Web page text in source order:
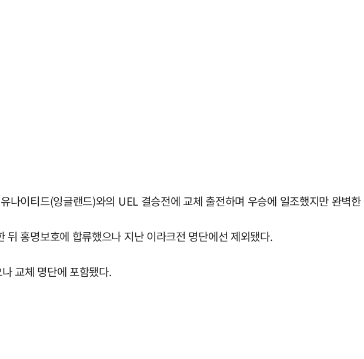
나이티드(잉글랜드)와의 UEL 결승전에 교체 출전하며 우승에 일조했지만 완벽
뒤 홍명보호에 합류했으나 지난 이라크전 명단에선 제외됐다.
교체 명단에 포함됐다.